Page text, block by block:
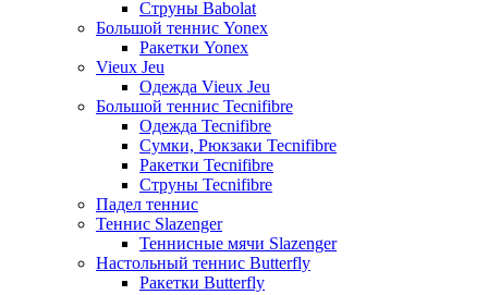
Струны Babolat
Большой теннис Yonex
Ракетки Yonex
Vieux Jeu
Одежда Vieux Jeu
Большой теннис Tecnifibre
Одежда Tecnifibre
Сумки, Рюкзаки Tecnifibre
Ракетки Tecnifibre
Струны Tecnifibre
Падел теннис
Теннис Slazenger
Теннисные мячи Slazenger
Настольный теннис Butterfly
Ракетки Butterfly